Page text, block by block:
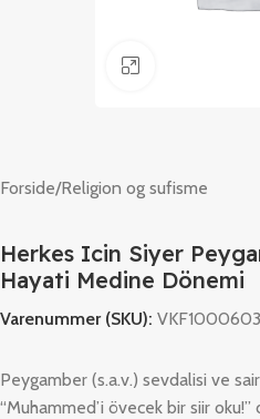
Forside/Religion og sufisme
Herkes Icin Siyer
Hayati Medine Dönemi
Varenummer (SKU):
Peygamber (s.a.v.) sevdalisi ve
“Muhammed’i övecek bir siir